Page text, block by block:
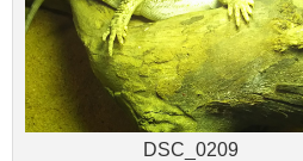
DSC_0209